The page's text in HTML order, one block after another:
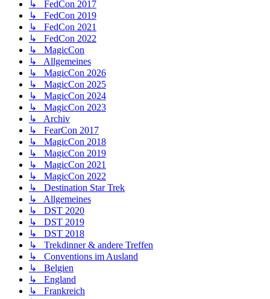
↳ FedCon 2017
↳ FedCon 2019
↳ FedCon 2021
↳ FedCon 2022
↳ MagicCon
↳ Allgemeines
↳ MagicCon 2026
↳ MagicCon 2025
↳ MagicCon 2024
↳ MagicCon 2023
↳ Archiv
↳ FearCon 2017
↳ MagicCon 2018
↳ MagicCon 2019
↳ MagicCon 2021
↳ MagicCon 2022
↳ Destination Star Trek
↳ Allgemeines
↳ DST 2020
↳ DST 2019
↳ DST 2018
↳ Trekdinner & andere Treffen
↳ Conventions im Ausland
↳ Belgien
↳ England
↳ Frankreich